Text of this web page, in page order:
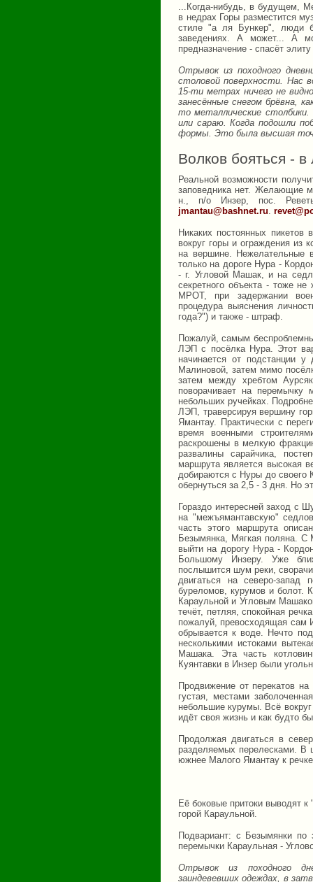
...Когда-нибудь, в будущем,
в недрах Горы разместится
стиле "а ля Бункер", люди
заведениях. А может... А
предназначение - спасёт
Отрывок из походного
столовой поверхности. Нас
15-ти метрах ничего не
занесённые снегом брёвна,
то металлические столбики.
или сараю. Когда подошли
формы. Это была высшая
Волков бояться -
Реальной возможности
заповедника нет. Желающие
н., п/о Инзер, пос.
jmantau@bashnet.ru
Никаких постоянных пикетов
вокруг горы и ограждения из
на вершине. Нежелательные
только на дороге Нура -
- г. Угловой Машак, и на
секретного объекта - тоже
МРОТ, при задержании
процедура выяснения
года?") и также - штраф.
Пожалуй, самым
ЛЭП с посёлка Нура. Этот
начинается от подстанции
Малиновой, затем мимо
затем между хребтом
поворачивает на
небольших ручейках.
ЛЭП, траверсируя вершину
Ямантау. Практически с
время военными
раскрошены в мелкую
развалины сарайчика,
маршрута является высокая
добираются с Нуры до
обернуться за 2,5 - 3 дня. Но
Гораздо интересней заход с
на "межъямантавскую"
часть этого маршрута
Безымянка, Мягкая поляна. С
выйти на дорогу Нура -
Большому Инзеру. Уже
послышится шум реки,
двигаться на северо-запад
буреломов, курумов и болот.
Караульной и Угловым
течёт, петляя, спокойная
пожалуй, превосходящая сам
обрывается к воде. Нечто
несколькими истоками
Машака. Эта часть
Куянтавки в Инзер были
Продвижение от перекатов
густая, местами
небольшие курумы. Всё
идёт своя жизнь и как будто
Продолжая двигаться в
разделяемых перелесками. В
южнее Малого Ямантау к
Её боковые притоки выводят
горой Караульной.
Подвариант: с Безымянки
перемычки Караульная -
Отрывок из походного
заиндевевших одеждах, в